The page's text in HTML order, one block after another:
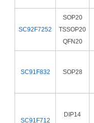
SC92F7252
SOP20
TSSOP20
QFN20
SC91F832 SOP28
SC91F712
DIP14